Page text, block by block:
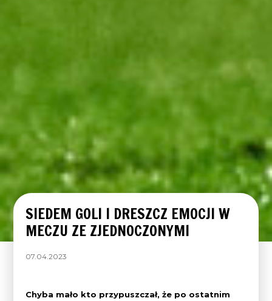
SIEDEM GOLI I DRESZCZ EMOCJI W
MECZU ZE ZJEDNOCZONYMI
07.04.2023
Chyba mało kto przypuszczał, że po ostatnim